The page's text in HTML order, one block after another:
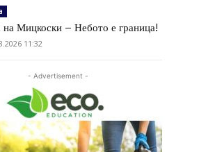
на Мицкоски – Небото е граница!
11:32
- Advertisement -